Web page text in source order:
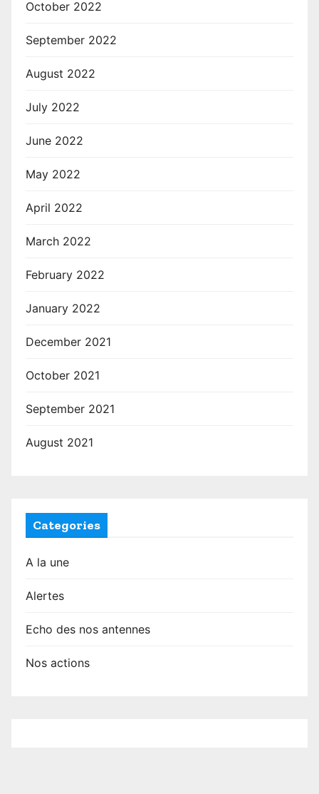
October 2022
September 2022
August 2022
July 2022
June 2022
May 2022
April 2022
March 2022
February 2022
January 2022
December 2021
October 2021
September 2021
August 2021
Categories
A la une
Alertes
Echo des nos antennes
Nos actions